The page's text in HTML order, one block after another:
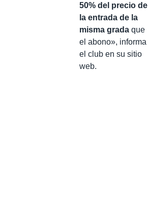
50% del precio de
la entrada de la
misma grada que
el abono», informa
el club en su sitio
web.